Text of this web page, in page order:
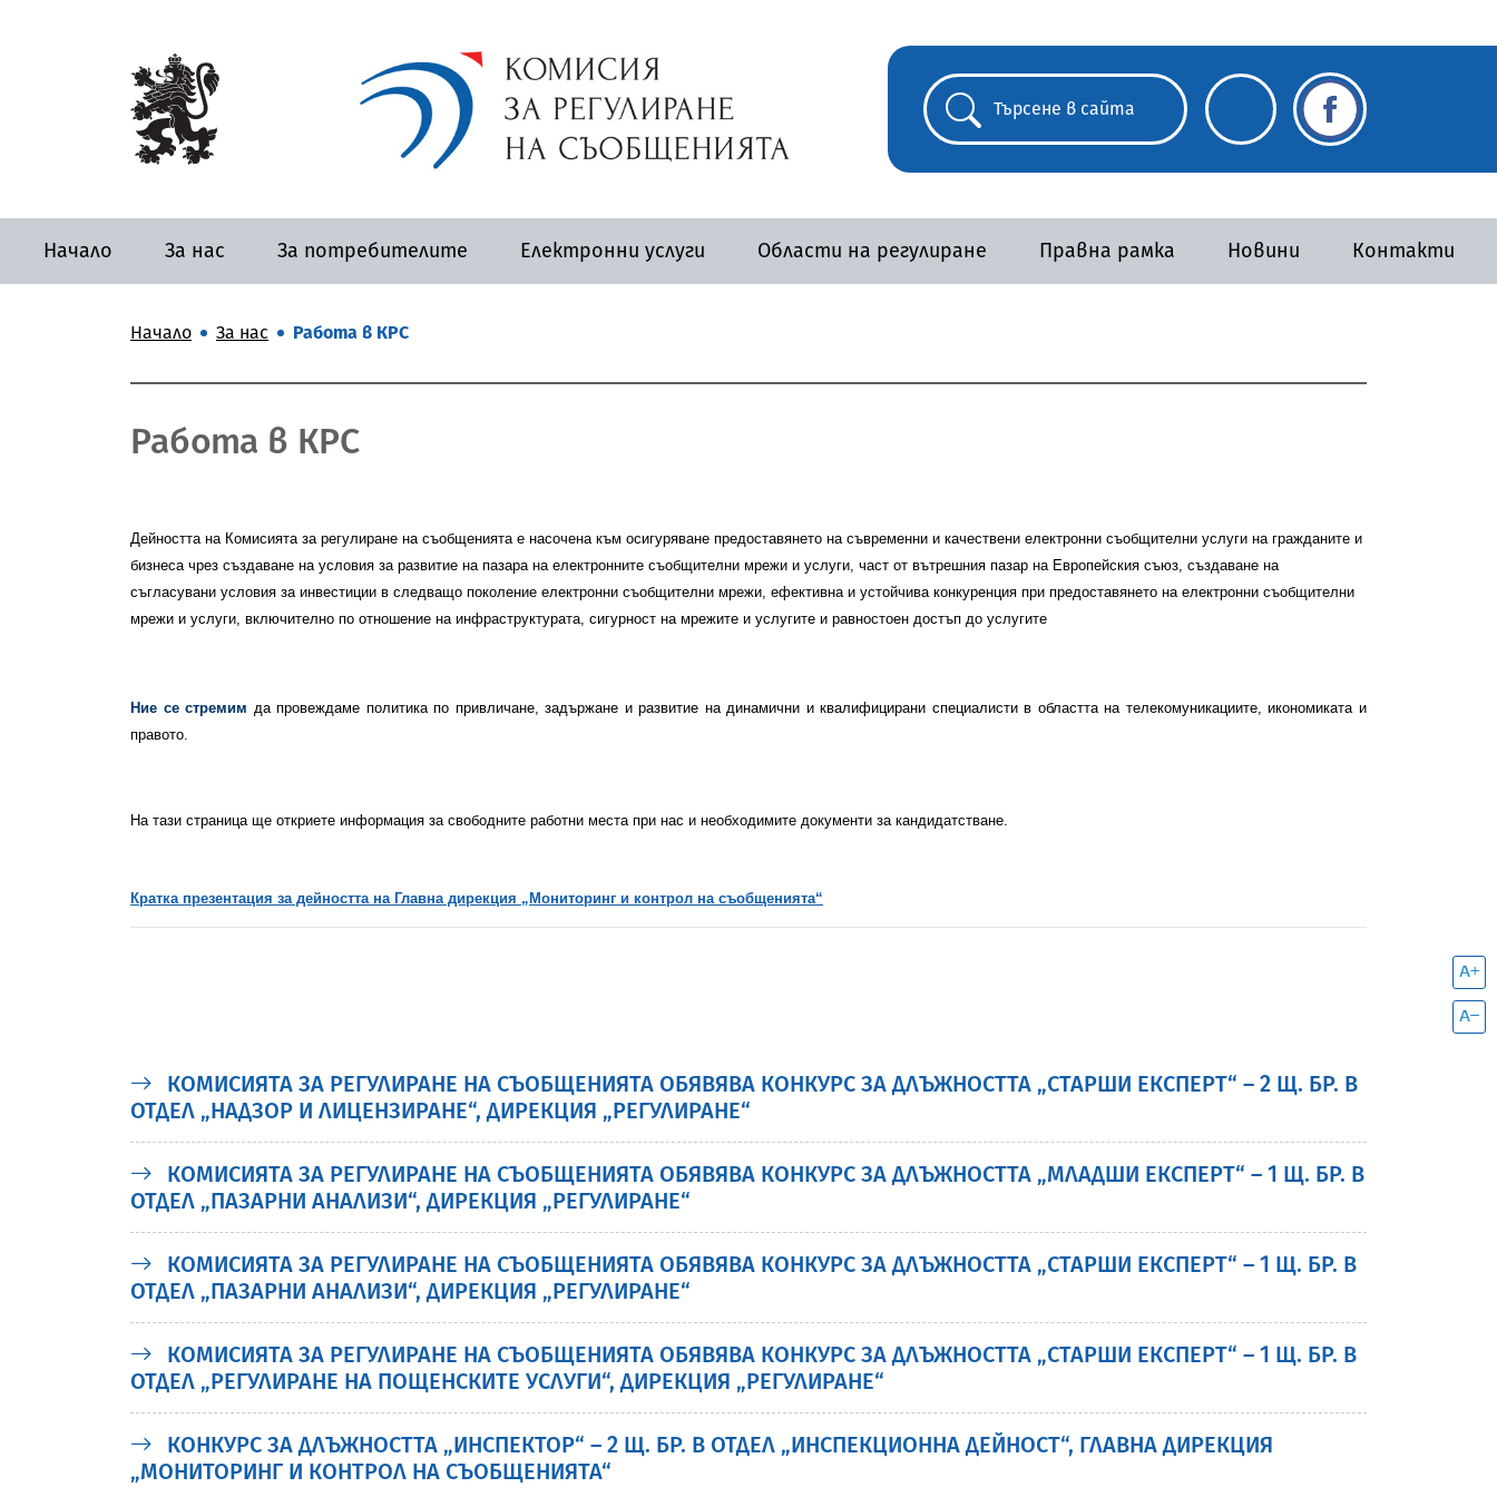
Начало За нас За потребителите Електронни услуги Области на регулиране Правна рамка Новини Контакти
Начало За нас Работа в КРС
Работа в КРС
Дейността на Комисията за регулиране на съобщенията е насочена към осигуряване предоставянето на съвременни и качествени електронни съобщителни услуги на гражданите и
бизнеса чрез създаване на условия за развитие на пазара на електронните съобщителни мрежи и услуги, част от вътрешния пазар на Европейския съюз, създаване на
съгласувани условия за инвестиции в следващо поколение електронни съобщителни мрежи, ефективна и устойчива конкуренция при предоставянето на електронни съобщителни
мрежи и услуги, включително по отношение на инфраструктурата, сигурност на мрежите и услугите и равностоен достъп до услугите
Ние се стремим да провеждаме политика по привличане, задържане и развитие на динамични и квалифицирани специалисти в областта на телекомуникациите, икономиката и
правото.
На тази страница ще откриете информация за свободните работни места при нас и необходимите документи за кандидатстване.
Кратка презентация за дейността на Главна дирекция „Мониторинг и контрол на съобщенията“
КОМИСИЯТА ЗА РЕГУЛИРАНЕ НА СЪОБЩЕНИЯТА ОБЯВЯВА КОНКУРС ЗА ДЛЪЖНОСТТА „СТАРШИ ЕКСПЕРТ“ – 2 Щ. БР. В
ОТДЕЛ „НАДЗОР И ЛИЦЕНЗИРАНЕ“, ДИРЕКЦИЯ „РЕГУЛИРАНЕ“
КОМИСИЯТА ЗА РЕГУЛИРАНЕ НА СЪОБЩЕНИЯТА ОБЯВЯВА КОНКУРС ЗА ДЛЪЖНОСТТА „МЛАДШИ ЕКСПЕРТ“ – 1 Щ. БР. В
ОТДЕЛ „ПАЗАРНИ АНАЛИЗИ“, ДИРЕКЦИЯ „РЕГУЛИРАНЕ“
КОМИСИЯТА ЗА РЕГУЛИРАНЕ НА СЪОБЩЕНИЯТА ОБЯВЯВА КОНКУРС ЗА ДЛЪЖНОСТТА „СТАРШИ ЕКСПЕРТ“ – 1 Щ. БР. В
ОТДЕЛ „ПАЗАРНИ АНАЛИЗИ“, ДИРЕКЦИЯ „РЕГУЛИРАНЕ“
КОМИСИЯТА ЗА РЕГУЛИРАНЕ НА СЪОБЩЕНИЯТА ОБЯВЯВА КОНКУРС ЗА ДЛЪЖНОСТТА „СТАРШИ ЕКСПЕРТ“ – 1 Щ. БР. В
ОТДЕЛ „РЕГУЛИРАНЕ НА ПОЩЕНСКИТЕ УСЛУГИ“, ДИРЕКЦИЯ „РЕГУЛИРАНЕ“
КОНКУРС ЗА ДЛЪЖНОСТТА „ИНСПЕКТОР“ – 2 Щ. БР. В ОТДЕЛ „ИНСПЕКЦИОННА ДЕЙНОСТ“, ГЛАВНА ДИРЕКЦИЯ
„МОНИТОРИНГ И КОНТРОЛ НА СЪОБЩЕНИЯТА“